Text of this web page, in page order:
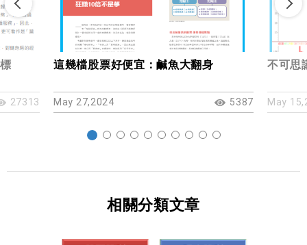
27313
這幾檔股票好便宜：鹹魚大翻身
May 27,2024 5387
不可思
May
相關分類文章